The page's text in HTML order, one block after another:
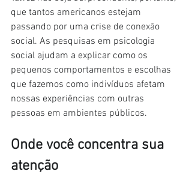
que tantos americanos estejam
passando por uma crise de conexão
social. As pesquisas em psicologia
social ajudam a explicar como os
pequenos comportamentos e escolhas
que fazemos como indivíduos afetam
nossas experiências com outras
pessoas em ambientes públicos.
Onde você concentra sua
atenção